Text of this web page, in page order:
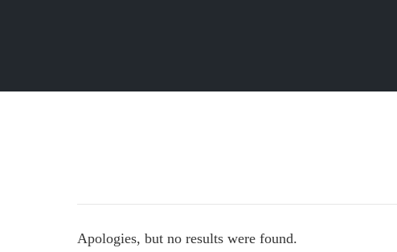
Apologies, but no results were found.